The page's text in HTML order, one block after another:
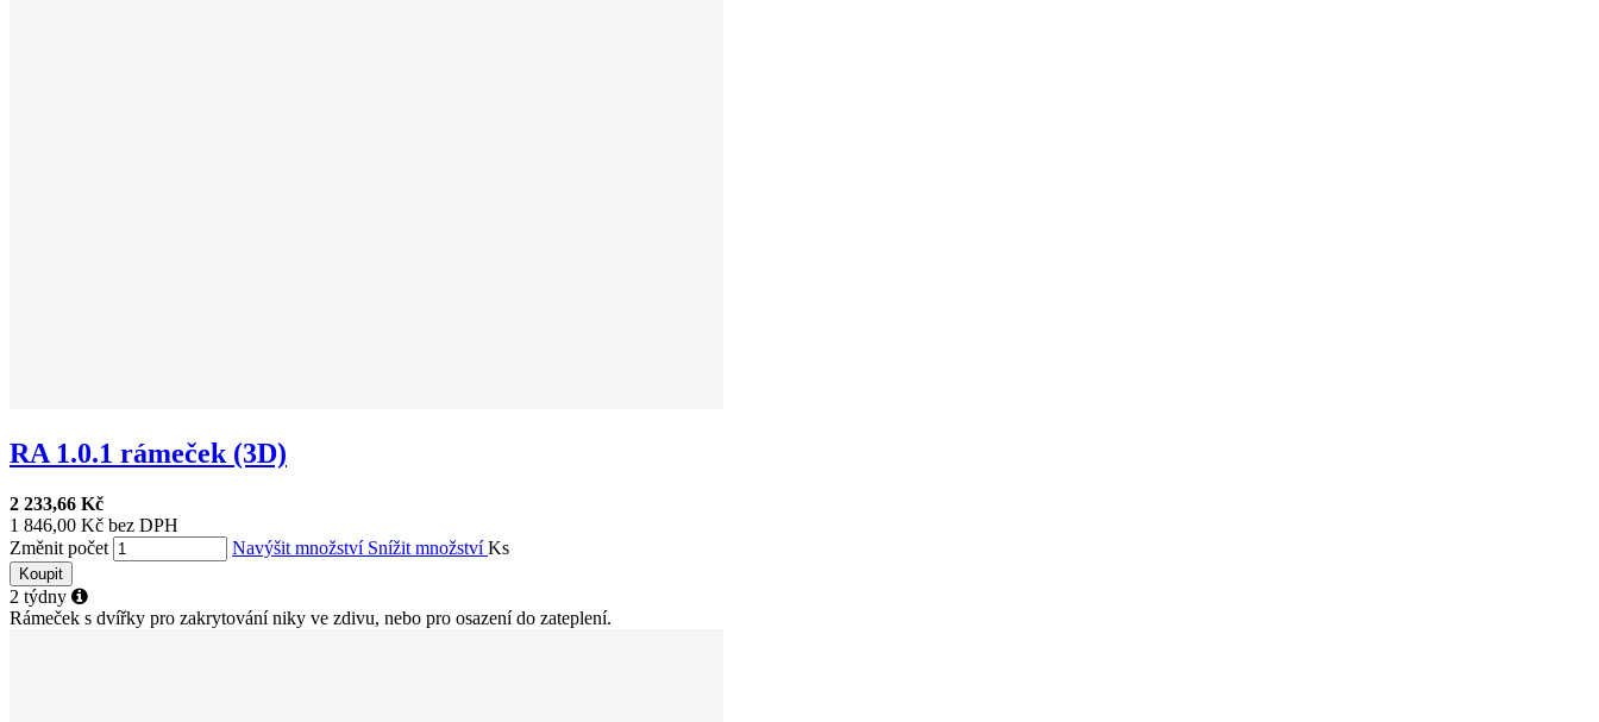
RA 1.0.1 rámeček (3D)
2 233,66 Kč
1 846,00 Kč bez DPH
Změnit počet
Navýšit množství Snížit množstvíKs
Koupit
2 týdny
Rámeček s dvířky pro zakrytování niky ve zdivu, nebo pro osazení do zateplení.